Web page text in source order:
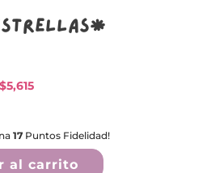
$5,615
17 Puntos Fidelidad!
al carrito